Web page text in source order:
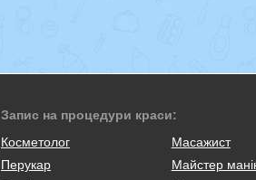
Запис на процедури краси:
Косметолог
Масажист
Перукар
Майстер